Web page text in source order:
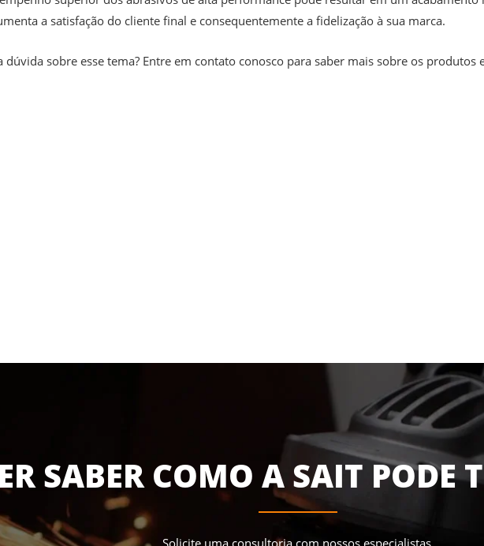
a satisfação do cliente final e consequentemente a fidelização à sua marca.
dúvida sobre esse tema? Entre em contato conosco para saber mais sobre os produtos
SABER COMO A SAIT PODE